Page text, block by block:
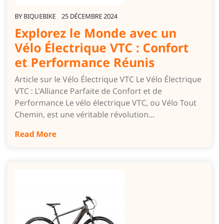
BY BIQUEBIKE 25 DÉCEMBRE 2024
Explorez le Monde avec un
Vélo Électrique VTC : Confort
et Performance Réunis
Article sur le Vélo Électrique VTC Le Vélo Électrique
VTC : L'Alliance Parfaite de Confort et de
Performance Le vélo électrique VTC, ou Vélo Tout
Chemin, est une véritable révolution…
Read More